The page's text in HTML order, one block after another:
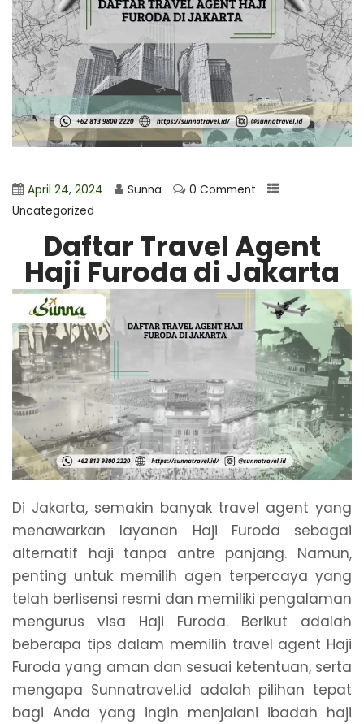
April 24, 2024 Sunna
0 Comment
Uncategorized
Daftar Travel Agent
Haji Furoda di Jakarta
Di Jakarta, semakin banyak travel agent yang
menawarkan layanan Haji Furoda sebagai
alternatif haji tanpa antre panjang. Namun,
penting untuk memilih agen terpercaya yang
telah berlisensi resmi dan memiliki pengalaman
mengurus visa Haji Furoda. Berikut adalah
beberapa tips dalam memilih travel agent Haji
Furoda yang aman dan sesuai ketentuan, serta
mengapa Sunnatravel.id adalah pilihan tepat
bagi Anda yang ingin menjalani ibadah haji